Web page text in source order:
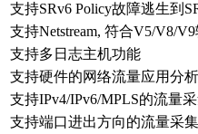
支持SRv6 Policy故障逃生到
支持Netstream, 符合V5/V8/
支持多日志主机功能
支持硬件的网络流量应用分
支持IPv4/IPv6/MPLS的流量
支持端口进出方向的流量采